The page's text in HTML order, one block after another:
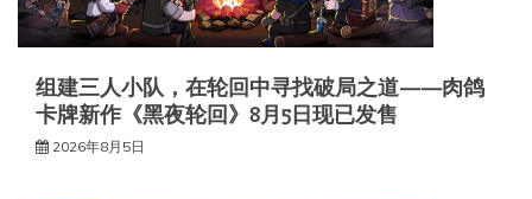
组建三人小队，在轮回中寻找破局之道——肉鸽
卡牌新作《黑夜轮回》8月5日现已发售
2026年8月5日